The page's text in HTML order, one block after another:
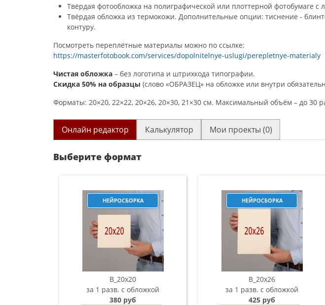
Твёрдая фотообложка на полиграфической или плоттерной фотобумаге с
Твёрдая обложка из термокожи. Дополнительные опции: тиснение -
контуру.
Посмотреть переплётные материалы можно по ссылке:
https://masterfotobook.com/services/dopolnitelnye-uslugi/perepletnye-materialy
Чистая обложка – без логотипа и штрихкода типографии.
Скидка 50% на образцы (слово «ОБРАЗЕЦ» на обложке или внутри
Форматы: 20×20, 22×22, 20×26, 20×30, 21×30 см. Максимальный объём – до 30
Онлайн редактор Калькулятор Мои проекты (0)
Выберите формат
НЕЙРОСБОРКА
B_20х20
за 1 разв. с обложкой
380 руб
НЕЙРОСБОРКА
B_20х26
за 1 разв. с обложкой
425 руб